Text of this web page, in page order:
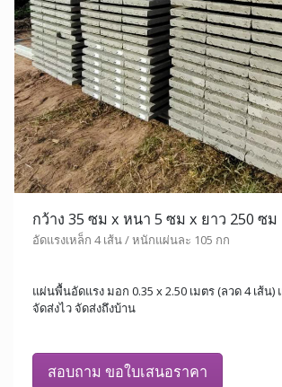
กว้าง 35 ซม x หนา 5 ซม x ยาว 250 ซม
อัดแรงเหล็ก 4 เส้น / หนักแผ่นละ 105 กก
แผ่นพื้นอัดแรง มอก 0.35 x 2.50 เมตร (ลวด 4 เส้น)
จัดส่งไว จัดส่งถึงบ้าน
สอบถาม ขอใบเสนอราคา